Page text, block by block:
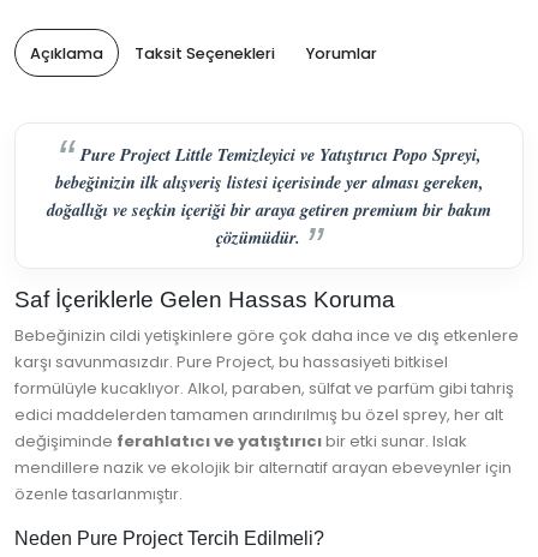
Açıklama Taksit Seçenekleri Yorumlar
Pure Project Little Temizleyici ve Yatıştırıcı Popo Spreyi,
bebeğinizin ilk alışveriş listesi içerisinde yer alması gereken,
doğallığı ve seçkin içeriği bir araya getiren premium bir bakım
çözümüdür.
Saf İçeriklerle Gelen Hassas Koruma
Bebeğinizin cildi yetişkinlere göre çok daha ince ve dış etkenlere
karşı savunmasızdır. Pure Project, bu hassasiyeti bitkisel
formülüyle kucaklıyor. Alkol, paraben, sülfat ve parfüm gibi tahriş
edici maddelerden tamamen arındırılmış bu özel sprey, her alt
değişiminde ferahlatıcı ve yatıştırıcıbir etki sunar. Islak
mendillere nazik ve ekolojik bir alternatif arayan ebeveynler için
özenle tasarlanmıştır.
Neden Pure Project Tercih Edilmeli?